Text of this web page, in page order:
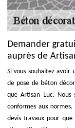
Demander
auprès de
Si vous souhaitez
de pose de béton
que Artisan Luc. Nous
conformes aux
devis travaux pour que